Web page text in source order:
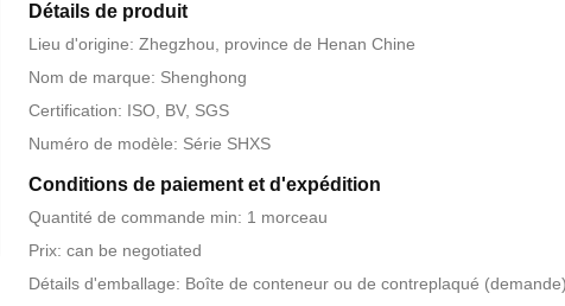
Détails de produit
Lieu d'origine: Zhegzhou, province de Henan Chine
Nom de marque: Shenghong
Certification: ISO, BV, SGS
Numéro de modèle: Série SHXS
Conditions de paiement et d'expédition
Quantité de commande min: 1 morceau
Prix: can be negotiated
Détails d'emballage: Boîte de conteneur ou de contreplaqué (demande)